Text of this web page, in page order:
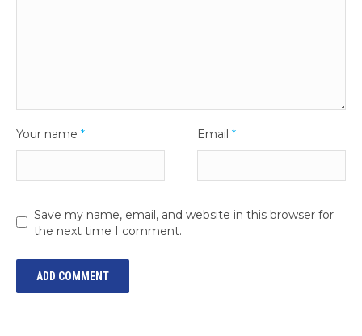
Your name * Email *
Save my name, email, and website in this browser for
the next time I comment.